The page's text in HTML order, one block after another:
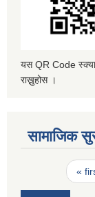
यस QR Code
राख्नुहोस ।
सामाजिक
Pages«